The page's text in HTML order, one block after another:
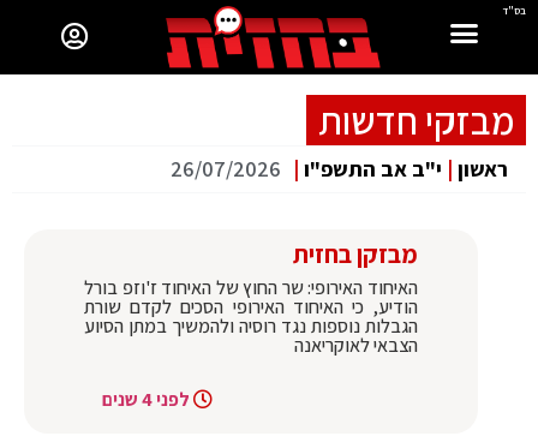
בס"ד
מבזקי חדשות
ראשון | י"ב אב התשפ"ו |
26/07/2026
מבזקן בחזית
האיחוד האירופי: שר החוץ של האיחוד ז'וזפ בורל
הודיע, כי האיחוד האירופי הסכים לקדם שורת
הגבלות נוספות נגד רוסיה ולהמשיך במתן הסיוע
הצבאי לאוקריאנה
לפני 4 שנים